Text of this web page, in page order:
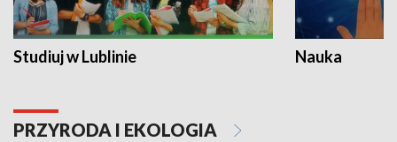
Studiuj w Lublinie Nauka
PRZYRODA I EKOLOGIA